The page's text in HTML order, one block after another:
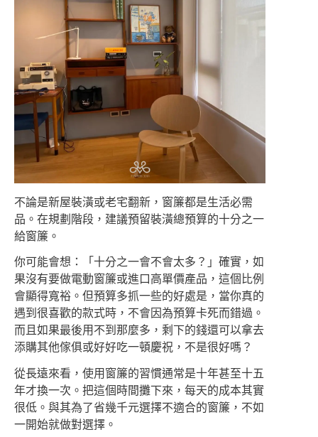
不論是新屋裝潢或老宅翻新，窗簾都是生活必需
品。在規劃階段，建議預留裝潢總預算的十分之一
給窗簾。
你可能會想：「十分之一會不會太多？」確實，如
果沒有要做電動窗簾或進口高單價產品，這個比例
會顯得寬裕。但預算多抓一些的好處是，當你真的
遇到很喜歡的款式時，不會因為預算卡死而錯過。
而且如果最後用不到那麼多，剩下的錢還可以拿去
添購其他傢俱或好好吃一頓慶祝，不是很好嗎？
從長遠來看，使用窗簾的習慣通常是十年甚至十五
年才換一次。把這個時間攤下來，每天的成本其實
很低。與其為了省幾千元選擇不適合的窗簾，不如
一開始就做對選擇。